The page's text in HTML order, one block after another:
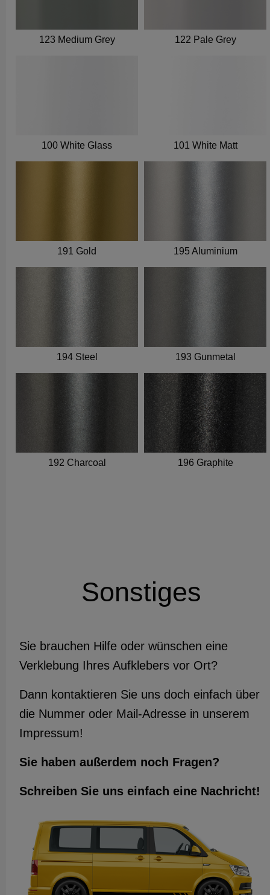
123 Medium Grey 122 Pale Grey
100 White Glass 101 White Matt
191 Gold 195 Aluminium
194 Steel 193 Gunmetal
192 Charcoal 196 Graphite
Sonstiges
Sie brauchen Hilfe oder wünschen eine
Verklebung Ihres Aufklebers vor Ort?
Dann kontaktieren Sie uns doch einfach über
die Nummer oder Mail-Adresse in unserem
Impressum!
Sie haben außerdem noch Fragen?
Schreiben Sie uns einfach eine Nachricht!